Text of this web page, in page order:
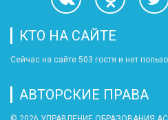
КТО НА САЙТЕ
Сейчас на сайте 503 гостя и нет
АВТОРСКИЕ ПРАВА